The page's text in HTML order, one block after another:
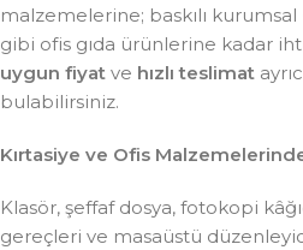
malzemelerine; baskılı
gibi ofis gıda ürünlerine kadar
uygun fiyat ve hızlı teslimat
bulabilirsiniz.
Kırtasiye ve Ofis
Klasör, şeffaf dosya, fotokopi
gereçleri ve masaüstü